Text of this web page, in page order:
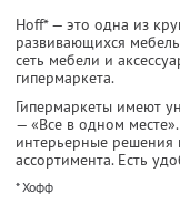
Hoff* — это одна из
развивающихся
сеть мебели и
гипермаркета.
Гипермаркеты имеют
— «Все в одном
интерьерные решения
ассортимента. Есть
* Хофф